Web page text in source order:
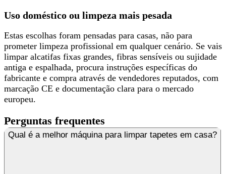
Uso doméstico ou limpeza mais pesada
Estas escolhas foram pensadas para casas, não para
prometer limpeza profissional em qualquer cenário. Se vais
limpar alcatifas fixas grandes, fibras sensíveis ou sujidade
antiga e espalhada, procura instruções específicas do
fabricante e compra através de vendedores reputados, com
marcação CE e documentação clara para o mercado
europeu.
Perguntas frequentes
Qual é a melhor máquina para limpar tapetes em casa?